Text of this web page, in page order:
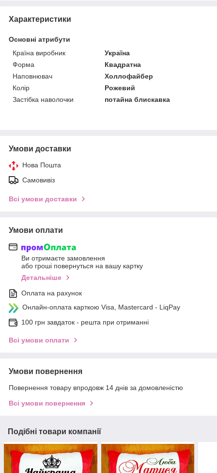
Характеристики
Основні атрибути
Країна виробник
Україна
Форма
Квадратна
Наповнювач
Холлофайбер
Колір
Рожевий
Застібка наволочки
потайна блискавка
Умови доставки
Нова Пошта
Самовивіз
Всі умови доставки
Умови оплати
Ви отримаєте замовлення
або гроші повернуться на вашу картку
Детальніше
Оплата на рахунок
Онлайн-оплата карткою Visa, Mastercard - LiqPay
100 грн завдаток - решта при отриманні
Всі умови оплати
Умови повернення
Повернення товару впродовж 14 днів за домовленістю
Всі умови повернення
Подібні товари компанії